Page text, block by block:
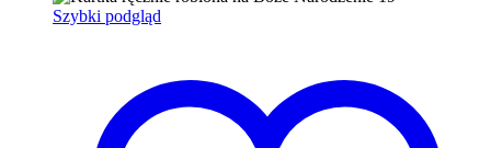
Szybki podgląd